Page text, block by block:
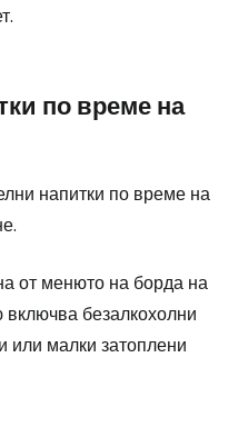
по време на
напитки по време на
от менюто на борда на
безалкохолни
или малки затоплени